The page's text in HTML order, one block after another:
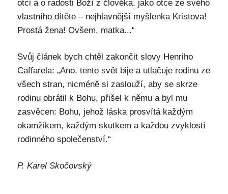
otci a o radosti Boží z člověka, jako otce ze svého
vlastního dítěte – nejhlavnější myšlenka Kristova!
Prostá žena! Ovšem, matka...“
Svůj článek bych chtěl zakončit slovy Henriho
Caffarela: „Ano, tento svět bije a utlačuje rodinu ze
všech stran, nicméně si zaslouží, aby se skrze
rodinu obrátil k Bohu, přišel k němu a byl mu
zasvěcen: Bohu, jehož láska prosvítá každým
okamžikem, každým skutkem a každou zvyklostí
rodinného společenství.“
P. Karel Skočovský